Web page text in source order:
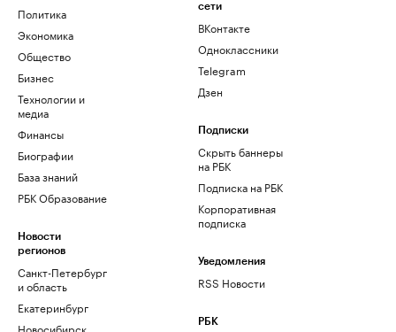
Политика
Экономика
Общество
Бизнес
Технологии и
медиа
Финансы
Биографии
База знаний
РБК Образование
Новости
регионов
Санкт-Петербург
и область
Екатеринбург
Новосибирск
сети
ВКонтакте
Одноклассники
Telegram
Дзен
Подписки
Скрыть баннеры
на РБК
Подписка на РБК
Корпоративная
подписка
Уведомления
RSS Новости
РБК